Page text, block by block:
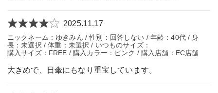
2025.11.17
ニックネーム：ゆきみん / 性別：回答しない / 年齢：40代 / 身
長：未選択 / 体重：未選択 / いつものサイズ：
購入サイズ：FREE / 購入カラー：ピンク / 購入店舗：EC店舗
大きめで、日傘にもなり重宝しています。